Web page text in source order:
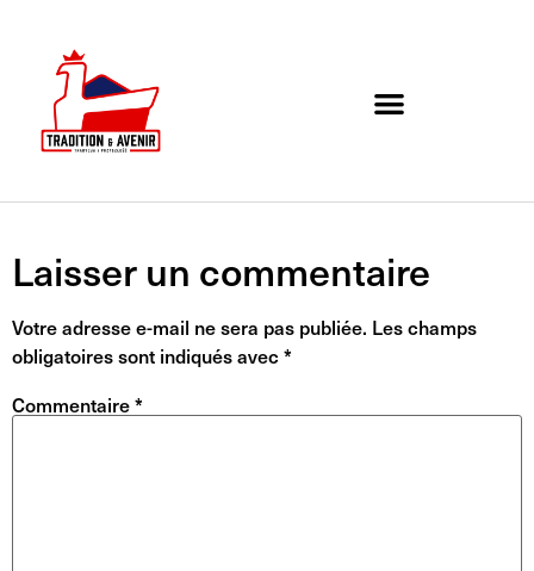
Laisser un commentaire
Votre adresse e-mail ne sera pas publiée. Les champs
obligatoires sont indiqués avec *
Commentaire*